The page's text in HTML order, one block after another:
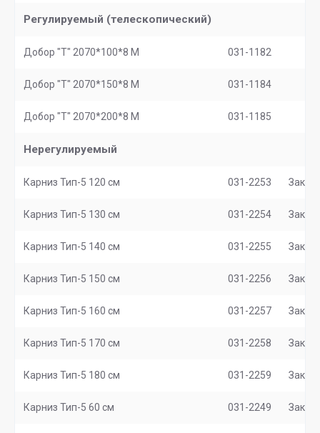
Регулируемый (телескопический)
Добор "Т" 2070*100*8 M 031-1182
Добор "Т" 2070*150*8 М 031-1184
Добор "Т" 2070*200*8 М 031-1185
Нерегулируемый
Карниз Тип-5 120 см 031-2253 Заказ
Карниз Тип-5 130 см 031-2254 Заказ
Карниз Тип-5 140 см 031-2255 Заказ
Карниз Тип-5 150 см 031-2256 Заказ
Карниз Тип-5 160 см 031-2257 Заказ
Карниз Тип-5 170 см 031-2258 Заказ
Карниз Тип-5 180 см 031-2259 Заказ
Карниз Тип-5 60 см 031-2249 Заказ